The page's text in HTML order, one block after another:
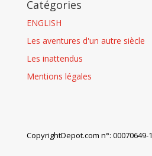
Catégories
ENGLISH
Les aventures d'un autre siècle
Les inattendus
Mentions légales
CopyrightDepot.com n°: 00070649-1